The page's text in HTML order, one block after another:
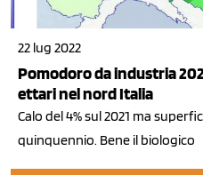
22 lug 2022
Pomodoro da industria
ettari nel nord Italia
Calo del 4% sul 2021 ma
quinquennio. Bene il biologico